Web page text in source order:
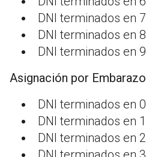
DNI terminados en
DNI terminados en
DNI terminados en
Asignación por Embarazo
DNI terminados en
DNI terminados en
DNI terminados en